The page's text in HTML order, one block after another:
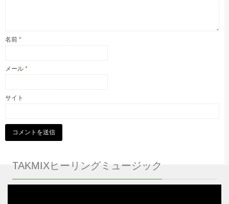
名前 *
メール *
サイト
TAKMIXヒーリングミュージック